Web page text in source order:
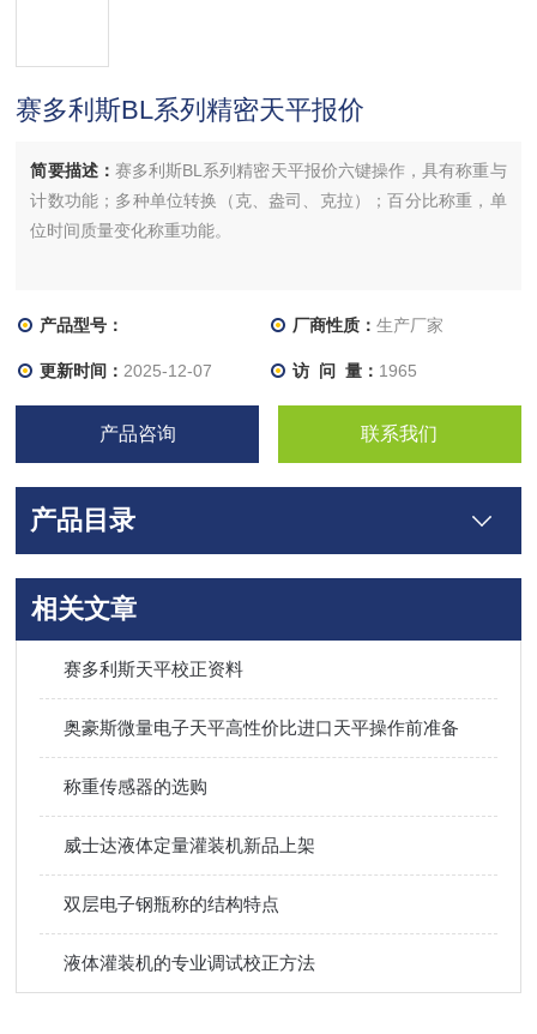
赛多利斯BL系列精密天平报价
简要描述： 赛多利斯BL系列精密天平报价六键操作，具有称重与
计数功能；多种单位转换（克、盎司、克拉）；百分比称重，单
位时间质量变化称重功能。
产品型号： 厂商性质： 生产厂家
更新时间： 2025-12-07 访 问 量： 1965
产品咨询 联系我们
产品目录
相关文章
赛多利斯天平校正资料
奥豪斯微量电子天平高性价比进口天平操作前准备
称重传感器的选购
威士达液体定量灌装机新品上架
双层电子钢瓶称的结构特点
液体灌装机的专业调试校正方法